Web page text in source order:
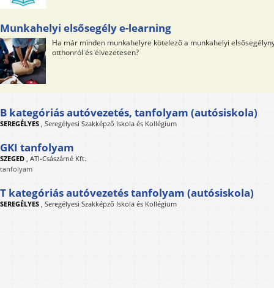
Munkahelyi elsősegély e-learning
Ha már minden munkahelyre kötelező a munkahelyi
otthonról és élvezetesen?
B kategóriás autóvezetés, tanfolyam (autósiskola)
SEREGÉLYES , Seregélyesi Szakképző Iskola és Kollégium
GKI tanfolyam
SZEGED , ATI-Császárné Kft.
tanfolyam
T kategóriás autóvezetés tanfolyam (autósiskola)
SEREGÉLYES , Seregélyesi Szakképző Iskola és Kollégium